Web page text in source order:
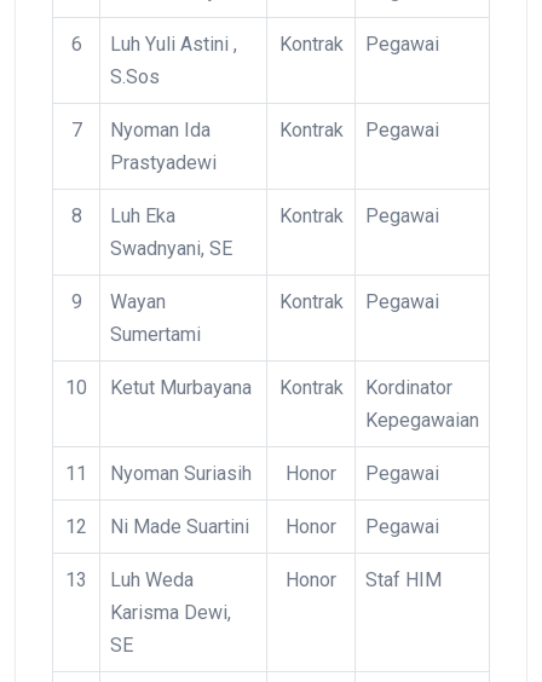
6
Luh Yuli Astini ,
S.Sos
Kontrak Pegawai
7
Nyoman Ida
Prastyadewi
Kontrak Pegawai
8
Luh Eka
Swadnyani, SE
Kontrak Pegawai
9
Wayan
Sumertami
Kontrak Pegawai
10 Ketut Murbayana Kontrak
Kordinator
Kepegawaian
11 Nyoman Suriasih Honor Pegawai
12 Ni Made Suartini Honor Pegawai
13
Luh Weda
Karisma Dewi,
SE
Honor Staf HIM